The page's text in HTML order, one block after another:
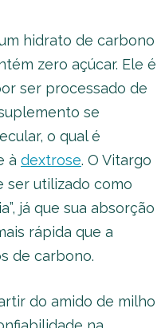
hidrato de carbono
zero açúcar. Ele é
ser processado de
se
o qual é
à dextrose. O Vitargo
ser utilizado como
já que sua absorção
rápida que a
de carbono.
do amido de milho